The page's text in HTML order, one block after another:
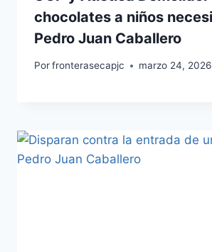
chocolates a niños
Pedro Juan Caballero
Porfronterasecapjc marzo 24, 2026